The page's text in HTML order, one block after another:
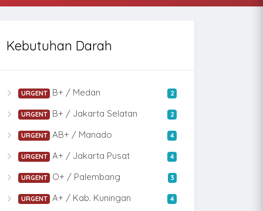
Kebutuhan Darah
URGENT B+ / Medan 2
URGENT B+ / Jakarta Selatan 2
URGENT AB+ / Manado 4
URGENT A+ / Jakarta Pusat 4
URGENT O+ / Palembang 3
URGENT A+ / Kab. Kuningan 4